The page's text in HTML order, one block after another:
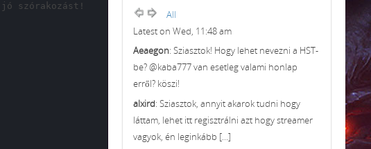
szórakozást!
All
Latest on Wed, 11:48 am
Aeaegon: Sziasztok! Hogy lehet nevezni a HST-
be? @kaba777 van esetleg valami honlap
erről? köszi!
alxird: Sziasztok, annyit akarok tudni hogy
láttam, lehet itt regisztrálni azt hogy streamer
vagyok, én leginkább [...]